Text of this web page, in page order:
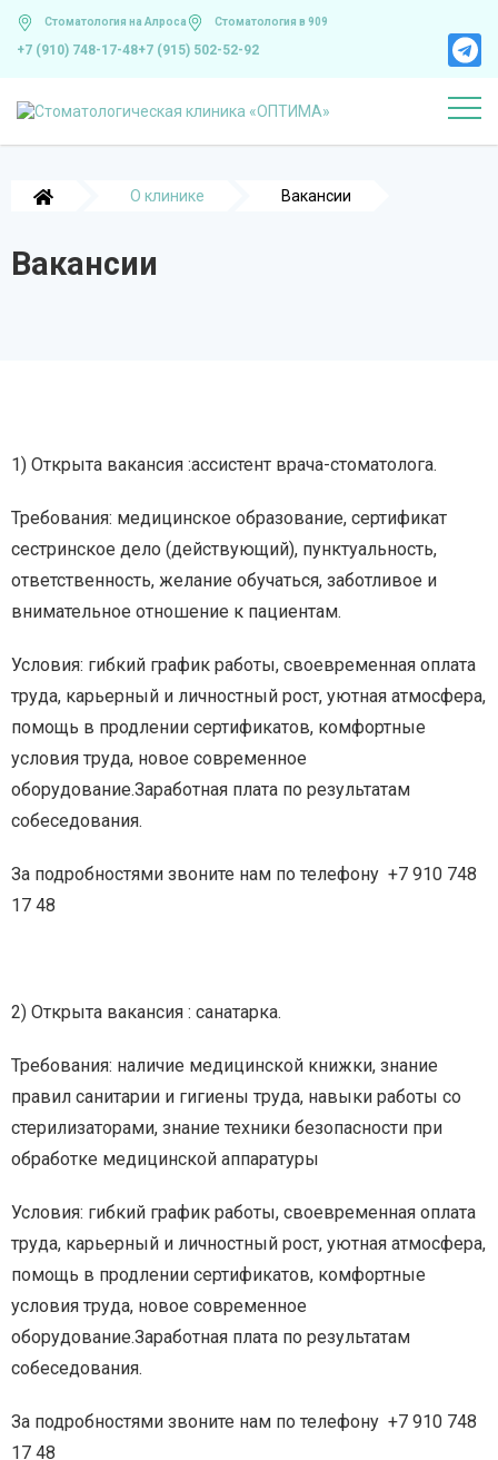
Cтоматология на Алроса Стоматология в 909
+7 (910) 748-17-48+7 (915) 502-52-92
О клинике Вакансии
Вакансии
1) Открыта вакансия :ассистент врача-стоматолога.
Требования: медицинское образование, сертификат
сестринское дело (действующий), пунктуальность,
ответственность, желание обучаться, заботливое и
внимательное отношение к пациентам.
Условия: гибкий график работы, своевременная оплата
труда, карьерный и личностный рост, уютная атмосфера,
помощь в продлении сертификатов, комфортные
условия труда, новое современное
оборудование.Заработная плата по результатам
собеседования.
За подробностями звоните нам по телефону +7 910 748
17 48
2) Открыта вакансия : санатарка.
Требования: наличие медицинской книжки, знание
правил санитарии и гигиены труда, навыки работы со
стерилизаторами, знание техники безопасности при
обработке медицинской аппаратуры
Условия: гибкий график работы, своевременная оплата
труда, карьерный и личностный рост, уютная атмосфера,
помощь в продлении сертификатов, комфортные
условия труда, новое современное
оборудование.Заработная плата по результатам
собеседования.
За подробностями звоните нам по телефону +7 910 748
17 48